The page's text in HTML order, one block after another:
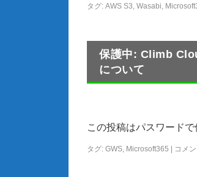
タグ: AWS S3, Wasabi,
保護中: Climb
について
この投稿はパスワード
タグ: GWS, Microsoft365 | コメ